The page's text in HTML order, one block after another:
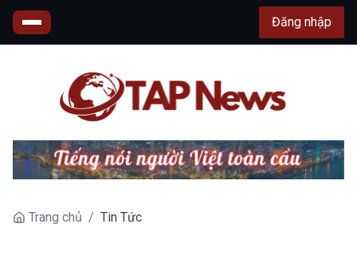
Đăng nhập
Trang chủ / Tin Tức